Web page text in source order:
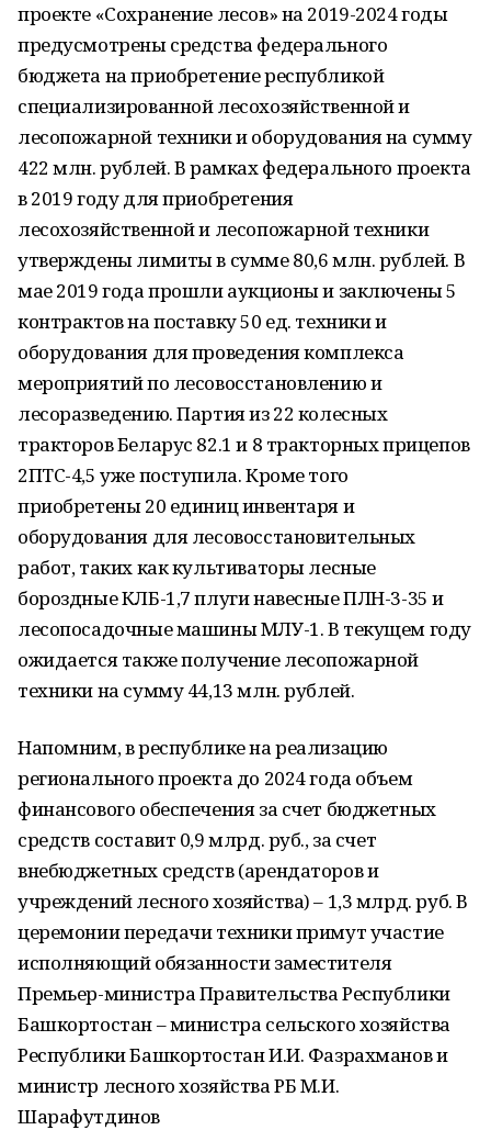
проекте «Сохранение лесов» на 2019-2024 годы
предусмотрены средства федерального
бюджета на приобретение республикой
специализированной лесохозяйственной и
лесопожарной техники и оборудования на сумму
422 млн. рублей. В рамках федерального проекта
в 2019 году для приобретения
лесохозяйственной и лесопожарной техники
утверждены лимиты в сумме 80,6 млн. рублей. В
мае 2019 года прошли аукционы и заключены 5
контрактов на поставку 50 ед. техники и
оборудования для проведения комплекса
мероприятий по лесовосстановлению и
лесоразведению. Партия из 22 колесных
тракторов Беларус 82.1 и 8 тракторных прицепов
2ПТС-4,5 уже поступила. Кроме того
приобретены 20 единиц инвентаря и
оборудования для лесовосстановительных
работ, таких как культиваторы лесные
бороздные КЛБ-1,7 плуги навесные ПЛН-3-35 и
лесопосадочные машины МЛУ-1. В текущем году
ожидается также получение лесопожарной
техники на сумму 44,13 млн. рублей.
Напомним, в республике на реализацию
регионального проекта до 2024 года объем
финансового обеспечения за счет бюджетных
средств составит 0,9 млрд. руб., за счет
внебюджетных средств (арендаторов и
учреждений лесного хозяйства) – 1,3 млрд. руб. В
церемонии передачи техники примут участие
исполняющий обязанности заместителя
Премьер-министра Правительства Республики
Башкортостан – министра сельского хозяйства
Республики Башкортостан И.И. Фазрахманов и
министр лесного хозяйства РБ М.И.
Шарафутдинов